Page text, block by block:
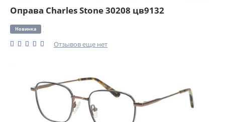
Оправа Charles Stone 30208 цв9132
Новинка
Отзывов еще нет